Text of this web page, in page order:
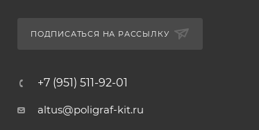
ПОДПИСАТЬСЯ НА РАССЫЛКУ
+7 (951) 511-92-01
altus@poligraf-kit.ru